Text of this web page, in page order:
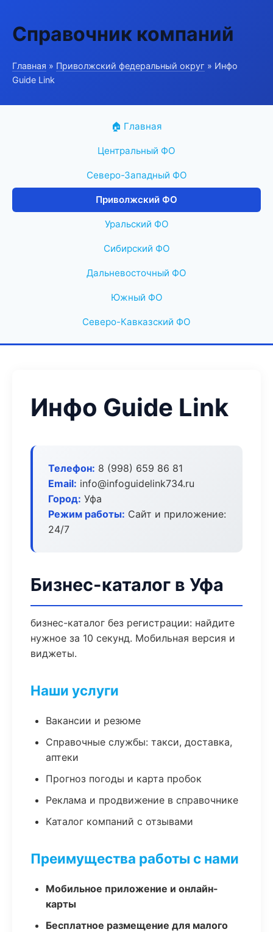
Справочник компаний
Главная » Приволжский федеральный округ » Инфо
Guide Link
🏠 Главная
Центральный ФО
Северо-Западный ФО
Приволжский ФО
Уральский ФО
Сибирский ФО
Дальневосточный ФО
Южный ФО
Северо-Кавказский ФО
Инфо Guide Link
Телефон: 8 (998) 659 86 81
Email: info@infoguidelink734.ru
Город: Уфа
Режим работы: Сайт и приложение:
24/7
Бизнес-каталог в Уфа
бизнес-каталог без регистрации: найдите
нужное за 10 секунд. Мобильная версия и
виджеты.
Наши услуги
Вакансии и резюме
Справочные службы: такси, доставка,
аптеки
Прогноз погоды и карта пробок
Реклама и продвижение в справочнике
Каталог компаний с отзывами
Преимущества работы с нами
Мобильное приложение и онлайн-
карты
Бесплатное размещение для малого